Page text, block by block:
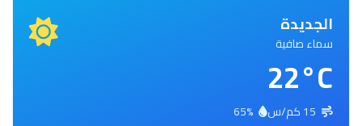
الجديدة
سماء صافية
22°C